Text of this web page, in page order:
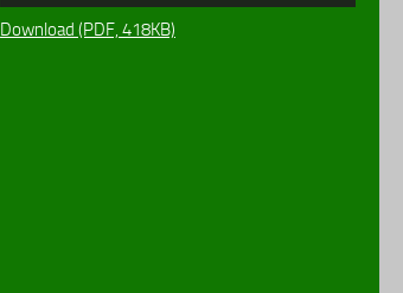
Download (PDF, 418KB)